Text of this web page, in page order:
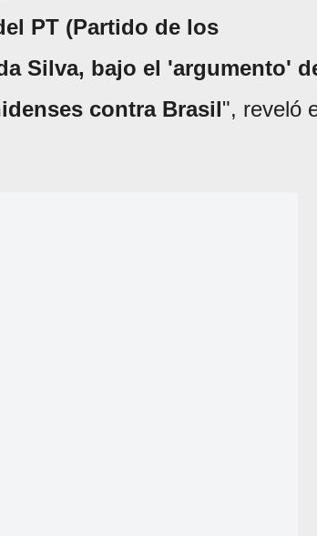
PT (Partido de los
Silva, bajo el 'argumento'
contra Brasil", reveló